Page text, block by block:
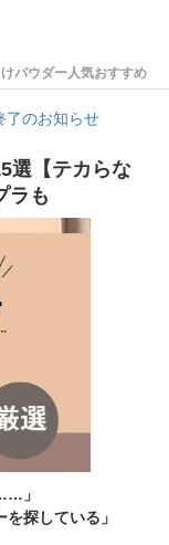
パウダー人気おすすめ
了のお知らせ
選【テカらな
ラも
」
探している」